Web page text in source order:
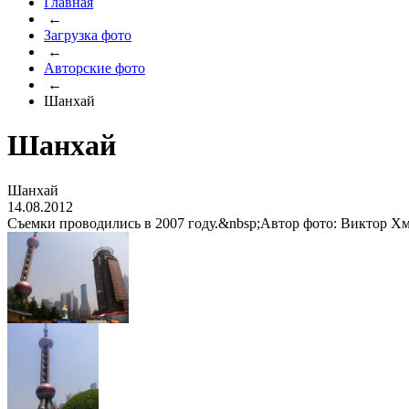
←
Загрузка фото
←
Авторские фото
←
Шанхай
Шанхай
Шанхай
14.08.2012
Съемки проводились в 2007 году.&nbsp;Автор фото: Виктор